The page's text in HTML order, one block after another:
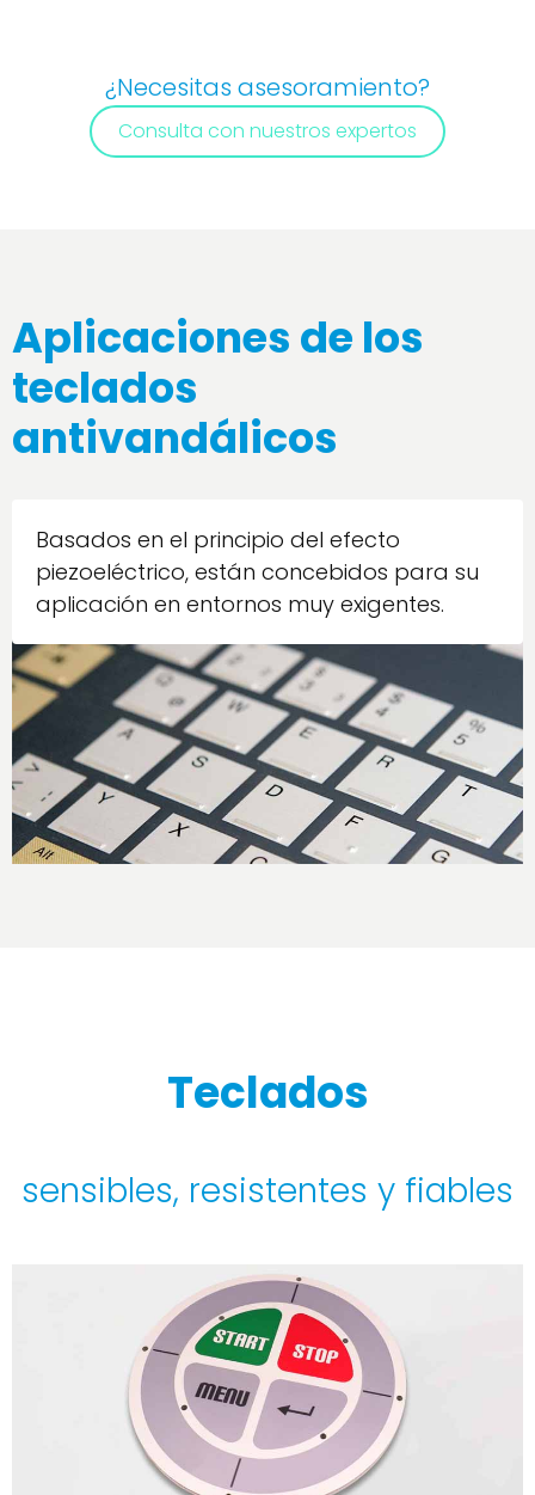
¿Necesitas asesoramiento?
Consulta con nuestros expertos
Aplicaciones de los
teclados
antivandálicos
Basados en el principio del efecto
piezoeléctrico, están concebidos para su
aplicación en entornos muy exigentes.
Teclados
sensibles, resistentes y fiables